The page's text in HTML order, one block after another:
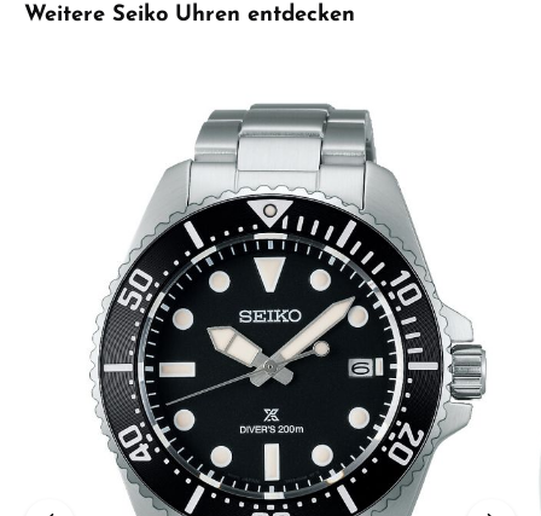
Produktgalerie überspringen
Weitere Seiko Uhren entdecken